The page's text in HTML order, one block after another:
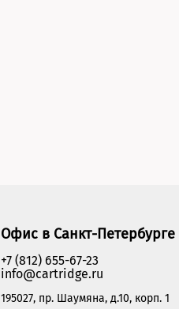
Офис в Санкт-Петербурге
+7 (812) 655-67-23
info@cartridge.ru
195027, пр. Шаумяна, д.10, корп. 1